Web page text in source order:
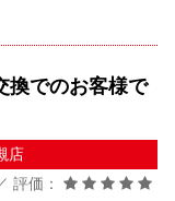
換でのお客様で
店
評価：